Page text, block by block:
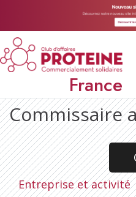
France
Commissaire
Entreprise et activité